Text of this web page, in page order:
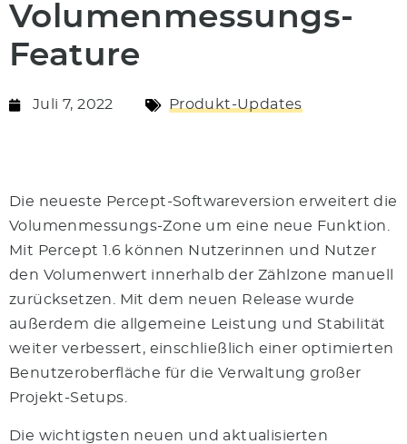
Volumenmessungs-
Feature
Juli 7, 2022 Produkt-Updates
Die neueste Percept-Softwareversion erweitert die
Volumenmessungs-Zone um eine neue Funktion.
Mit Percept 1.6 können Nutzerinnen und Nutzer
den Volumenwert innerhalb der Zählzone manuell
zurücksetzen. Mit dem neuen Release wurde
außerdem die allgemeine Leistung und Stabilität
weiter verbessert, einschließlich einer optimierten
Benutzeroberfläche für die Verwaltung großer
Projekt-Setups.
Die wichtigsten neuen und aktualisierten